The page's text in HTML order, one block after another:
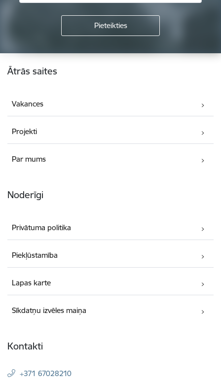
Kājene
Ātrās saites
Vakances
Projekti
Par mums
Noderīgi
Privātuma politika
Piekļūstamība
Lapas karte
Sīkdatņu izvēles maiņa
Kontakti
+371 67028210